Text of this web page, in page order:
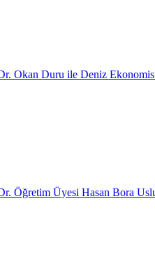
Okan Duru ile Deniz
Öğretim Üyesi Hasan Bora